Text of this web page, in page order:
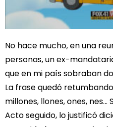
No hace mucho, en una
personas, un ex-
que en mi país sobraban
La frase quedó
millones, llones, ones,
Acto seguido, lo justificó